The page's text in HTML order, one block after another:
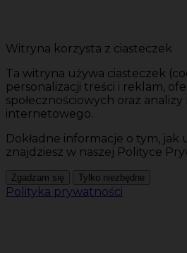
Witryna korzysta z ciasteczek
Ta witryna używa ciasteczek
personalizacji treści i reklam,
społecznościowych oraz
internetowego.
Dokładne informacje o tym, jak
znajdziesz w naszej Polityce
Zgadzam się Tylko niezbędne
Polityka prywatności